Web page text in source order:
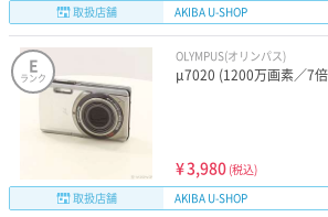
取扱店舗
AKIBA U-SHOP
E
ランク
OLYMPUS(オリンパス)
μ7020 (1200万画素／7
¥3,980 (税込)
取扱店舗
AKIBA U-SHOP